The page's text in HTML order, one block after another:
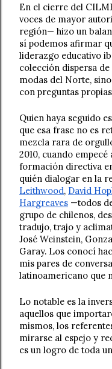
En el cierre del
voces de mayor
región— hizo un
sí podemos afirmar
liderazgo educativo
colección dispersa
modas del Norte,
con preguntas
Quien haya seguido
que esa frase no es
mezcla rara de
2010, cuando
formación directiva
quién dialogar en la
Leithwood, David
Hargreaves —todos
grupo de chilenos,
tradujo, trajo y
José Weinstein,
Garay. Los conocí
mis pares de
latinoamericano que
Lo notable es la
aquellos que
mismos, los
mirarse al espejo y
es un logro de toda